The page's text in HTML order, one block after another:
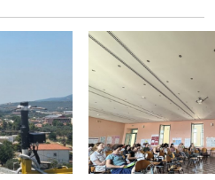
υποβολής εκδήλωσης
σε Προγράμματα Σπουδών,
μας στο Παράρτημα Κύπρου
2027, έως τη Δευτέρα 31